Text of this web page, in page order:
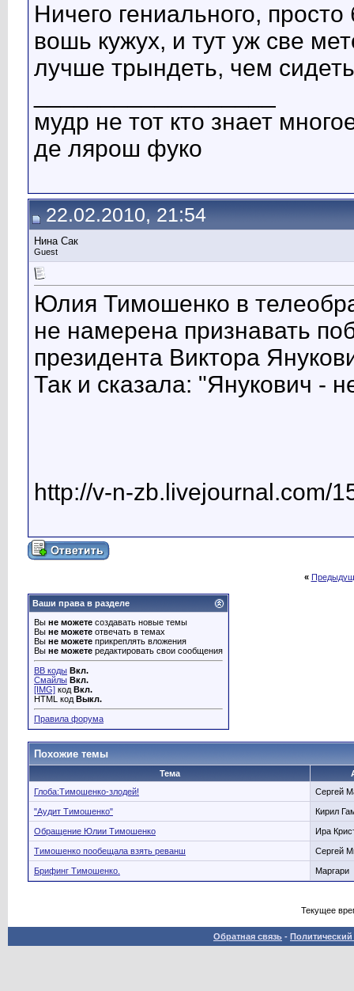
Ничего гениального,
вошь кужух, и тут уж све
лучше трындеть, чем
мудр не тот кто знает
де лярош фуко
22.02.2010, 21:54
Нина Сак
Guest
Юлия Тимошенко в
не намерена признавать
президента Виктора
Так и сказала: "Янукович -
http://v-n-zb.livejournal.com/
«
Ваши права в разделе
Вы не можете создавать новые темы
Вы не можете отвечать в темах
Вы не можете прикреплять вложения
Вы не можете редактировать свои сообщения
BB коды Вкл.
Смайлы Вкл.
[IMG] код Вкл.
HTML код Выкл.
Правила форума
Похожие темы
Тема
Глоба:Тимошенко-злодей!
Сергей
"Аудит Тимошенко" Кирил
Обращение Юлии Тимошенко Ира
Тимошенко пообещала взять реванш Сергей
Брифинг Тимошенко. Маргари
Текущее
Обратная связь -